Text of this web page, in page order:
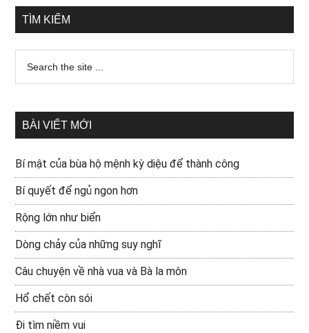
TÌM KIẾM
BÀI VIẾT MỚI
Bí mật của bùa hộ mệnh kỳ diệu để thành công
Bí quyết để ngủ ngon hơn
Rộng lớn như biển
Dòng chảy của những suy nghĩ
Câu chuyện về nhà vua và Bà la môn
Hổ chết còn sói
Đi tìm niềm vui